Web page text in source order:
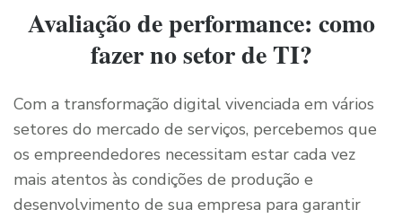
Avaliação de performance: como
fazer no setor de TI?
Com a transformação digital vivenciada em vários
setores do mercado de serviços, percebemos que
os empreendedores necessitam estar cada vez
mais atentos às condições de produção e
desenvolvimento de sua empresa para garantir